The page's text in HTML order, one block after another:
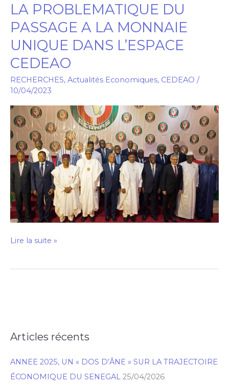
LA PROBLEMATIQUE DU
PASSAGE A LA MONNAIE
UNIQUE DANS L’ESPACE
CEDEAO
RECHERCHES, Actualités Economiques, CEDEAO /
10/04/2023
LA
PROBLEMATIQUE
DU
PASSAGE
A
LA
MONNAIE
UNIQUE
DANS
L’ESPACE
CEDEAO
Lire la suite »
Articles récents
ANNEE 2025, UN « DOS D’ÂNE » SUR LA TRAJECTOIRE
ÉCONOMIQUE DU SENEGAL 25/04/2026
R
c
h